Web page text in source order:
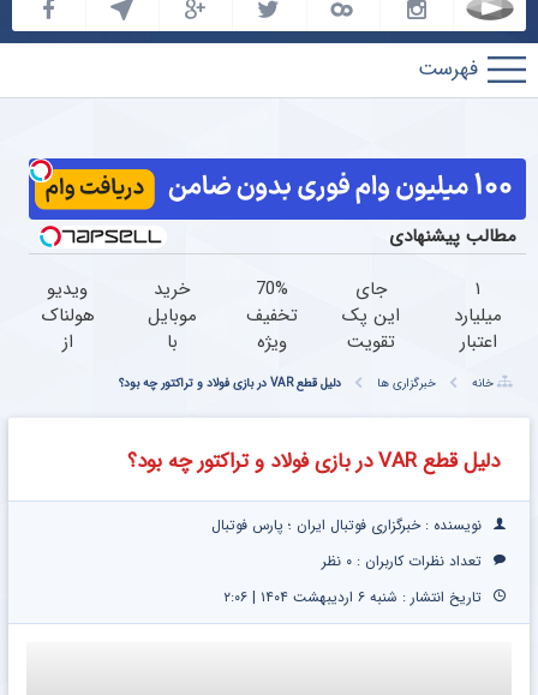
پارس
فوتبال
مطالب پیشنهادی
۱
میلیارد
اعتبار
طلا |
بدون
ضامن
و چک
جای
این پک
تقویت
جلبک
توی
حمومت
خالیه!45%تخفیف
70%
تخفیف
ویژه
جین
وست
+
خرید
در4
قسطه
خرید
موبایل
با
پی |
در ۴
بدون
سود و
ویدیو
هولناک
از
خوابی
شد.
خانه خبرگزاری ها دلیل قطع VAR در بازی فولاد و تراکتور چه بود؟
دلیل قطع VAR در بازی فولاد و تراکتور چه بود؟
نویسنده : خبرگزاری فوتبال ایران ؛ پارس فوتبال
تعداد نظرات کاربران : ۰ نظر
تاریخ انتشار : شنبه ۶ اردیبهشت ۱۴۰۴ | ۲:۰۶